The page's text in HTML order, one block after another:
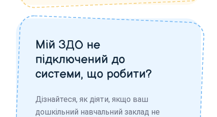
Мій ЗДО не
підключений до
системи, що робити?
Дізнайтеся, як діяти, якщо ваш
дошкільний навчальний заклад не